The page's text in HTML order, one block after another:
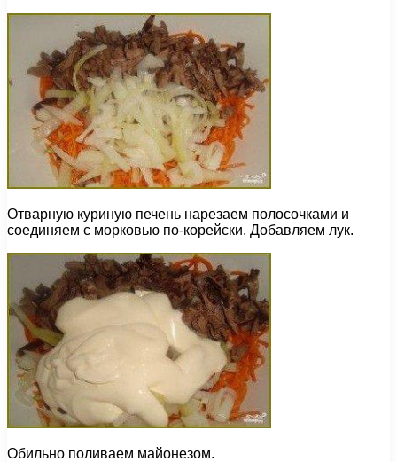
Отварную куриную печень нарезаем полосочками и
соединяем с морковью по-корейски. Добавляем лук.
Обильно поливаем майонезом.